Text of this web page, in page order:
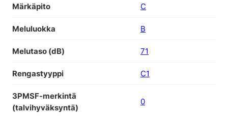
Märkäpito C
Meluluokka B
Melutaso (dB) 71
Rengastyyppi C1
3PMSF-merkintä
(talvihyväksyntä)
0